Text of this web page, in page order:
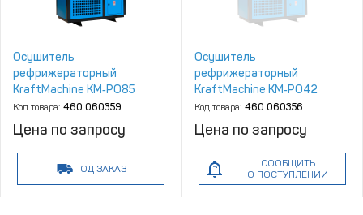
Осушитель
рефрижераторный
KraftMachine КМ‑РО85
Код товара: 460.060359
Цена по запросу
ПОД ЗАКАЗ
Осушитель
рефрижераторный
KraftMachine КМ‑РО42
Код товара: 460.060356
Цена по запросу
СООБЩИТЬ
О ПОСТУПЛЕНИИ